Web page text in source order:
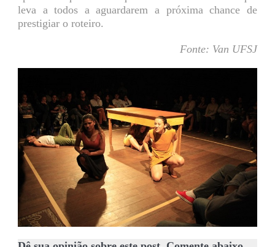
leva a todos a aguardarem a próxima chance de
prestigiar o roteiro.
Fonte: Van UFSJ